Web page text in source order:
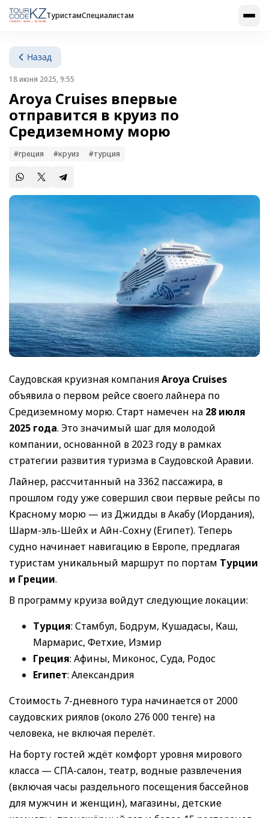
ТуристамСпециалистам
Назад
18 июня 2025, 9:55
Aroya Cruises впервые
отправится в круиз по
Средиземному морю
#греция #круиз #турция
Саудовская круизная компанияAroya Cruises
объявила о первом рейсе своего лайнера по
Средиземному морю. Старт намечен на 28 июля
2025 года. Это значимый шаг для молодой
компании, основанной в 2023 году в рамках
стратегии развития туризма в Саудовской Аравии.
Лайнер, рассчитанный на 3362 пассажира, в
прошлом году уже совершил свои первые рейсы по
Красному морю — из Джидды в Акабу (Иордания),
Шарм-эль-Шейх и Айн-Сохну (Египет). Теперь
судно начинает навигацию в Европе, предлагая
туристам уникальный маршрут по портам Турции
и Греции.
В программу круиза войдут следующие локации:
Турция: Стамбул, Бодрум, Кушадасы, Каш,
Мармарис, Фетхие, Измир
Греция: Афины, Миконос, Суда, Родос
Египет: Александрия
Стоимость 7-дневного тура начинается от 2000
саудовских риялов (около 276 000 тенге) на
человека, не включая перелёт.
На борту гостей ждёт комфорт уровня мирового
класса — СПА-салон, театр, водные развлечения
(включая часы раздельного посещения бассейнов
для мужчин и женщин), магазины, детские